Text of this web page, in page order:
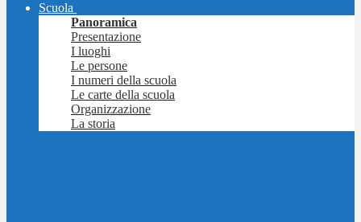
Scuola
Panoramica
Presentazione
I luoghi
Le persone
I numeri della scuola
Le carte della scuola
Organizzazione
La storia